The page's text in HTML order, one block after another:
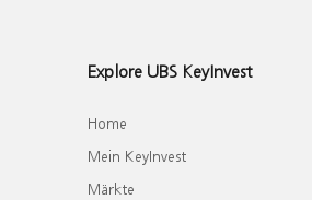
Explore UBS KeyInvest
Home
Mein KeyInvest
Märkte